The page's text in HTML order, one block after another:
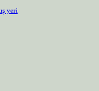
yeri